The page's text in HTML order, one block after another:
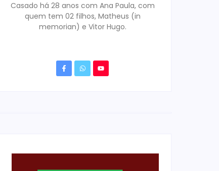
Casado há 28 anos com Ana Paula, com
quem tem 02 filhos, Matheus (in
memorian) e Vitor Hugo.